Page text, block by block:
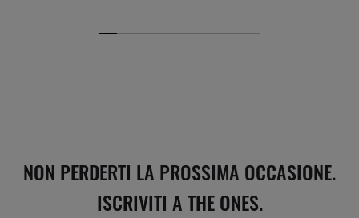
NON PERDERTI LA PROSSIMA OCCASIONE.
ISCRIVITI A THE ONES.